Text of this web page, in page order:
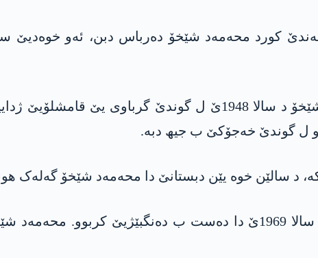
کورد محەمەد شێخۆ دەرباس دبن، ئەو خوەدیێ
ھونەرمەندێ کوردێ ناڤدار محەمەد شێخۆ د سالا 1948ێ
و ل گوندێ خەجۆکێ ب جیھ دبە.
ژ باندۆرا وان نێزکی موزیکێ دبە و د سالا 1969ێ دا دەست ب